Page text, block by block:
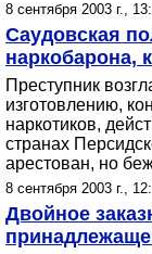
8 сентября 2003 г.,
Саудовская
наркобарона,
Преступник
изготовлению,
наркотиков,
странах
арестован, но
8 сентября 2003 г.,
Двойное